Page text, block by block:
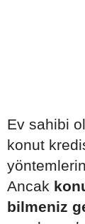
Ev sahibi
konut
Ancak
bilmeniz